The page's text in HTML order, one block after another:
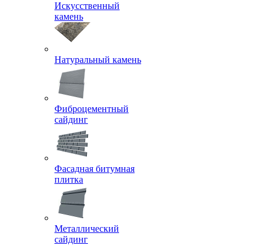
Искусственный
камень
Натуральный камень
Фиброцементный
сайдинг
Фасадная битумная
плитка
Металлический
сайдинг